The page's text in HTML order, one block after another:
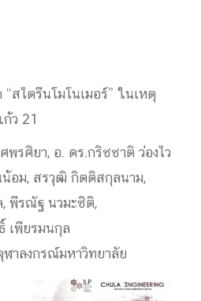
สไตรีนโมโนเมอร์” ในเหตุ
ว 21
รศิยา, อ. ดร.กริชชาติ ว่องไว
อม, สรวุฒิ กิตติสกุลนาม,
พีรณัฐ นวมะชิติ,
เพียรมนกุล
าลงกรณ์มหาวิทยาลัย